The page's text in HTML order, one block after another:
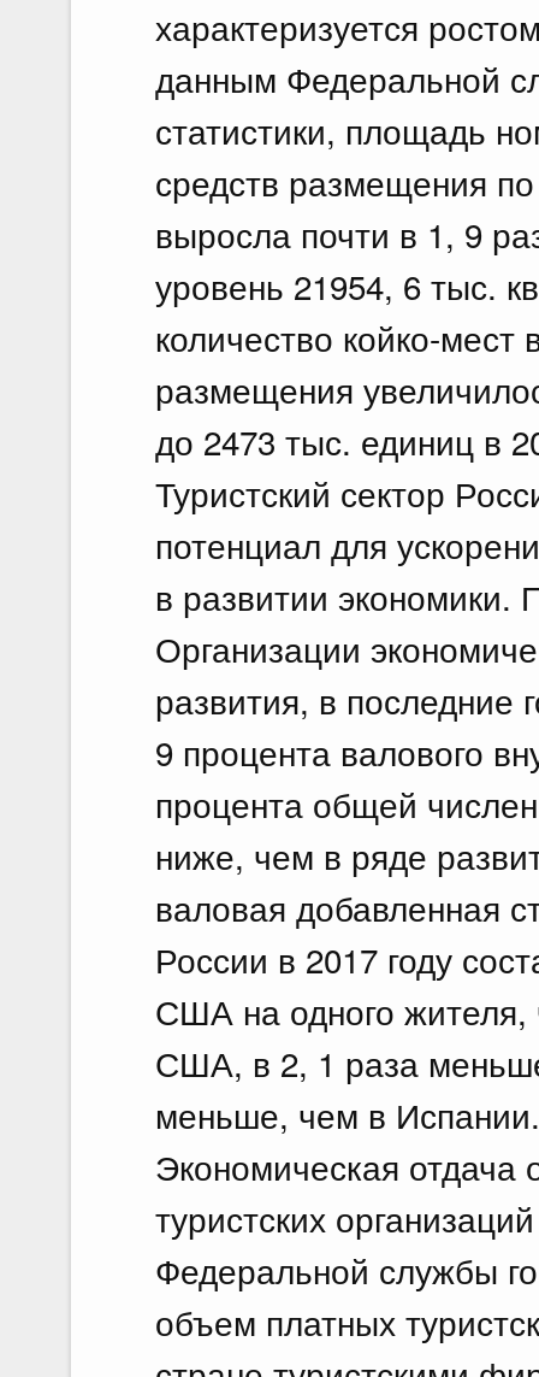
характеризуется
данным Федеральной
статистики, площадь
средств размещения
выросла почти в 1, 9
уровень 21954, 6 тыс.
количество койко-мест
размещения
до 2473 тыс. единиц в
Туристский сектор
потенциал для
в развитии
Организации
развития, в последние
9 процента валового
процента общей
ниже, чем в ряде
валовая добавленная
России в 2017 году
США на одного
США, в 2, 1 раза
меньше, чем в Испании.
Экономическая отдача
туристских
Федеральной службы
объем платных